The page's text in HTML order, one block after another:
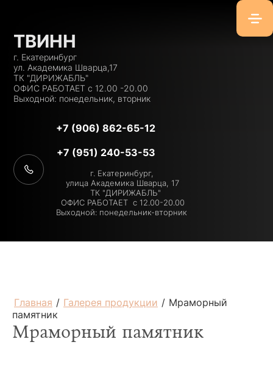
ТВИНН
г. Екатеринбург
ул. Академика Шварца,17
ТК "ДИРИЖАБЛЬ"
ОФИС РАБОТАЕТ с 12.00 -20.00
Выходной: понедельник, вторник
+7 (906) 862-65-12
+7 (951) 240-53-53
г. Екатеринбург,
улица Академика Шварца, 17
ТК "ДИРИЖАБЛЬ"
ОФИС РАБОТАЕТ с 12.00-20.00
Выходной: понедельник-вторник
Главная / Галерея продукции / Мраморный
памятник
Мраморный памятник